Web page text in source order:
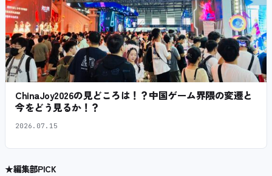
ChinaJoy2026の見どころは！？中国ゲーム界隈の変遷と
今をどう見るか！？
2026.07.15
★編集部PICK